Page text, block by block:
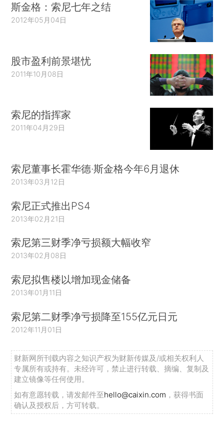
斯金格：索尼七年之结
2012年05月04日
股市盈利前景堪忧
2011年10月08日
索尼的指挥家
2011年04月29日
索尼董事长霍华德·斯金格今年6月退休
2013年03月12日
索尼正式推出PS4
2013年02月21日
索尼第三财季净亏损额大幅收窄
2013年02月08日
索尼拟售楼以增加现金储备
2013年01月11日
索尼第二财季净亏损降至155亿元日元
2012年11月01日
财新网所刊载内容之知识产权为财新传媒及/或相关权利人
专属所有或持有。未经许可，禁止进行转载、摘编、复制及
建立镜像等任何使用。
如有意愿转载，请发邮件至hello@caixin.com ，获得书面
确认及授权后，方可转载。